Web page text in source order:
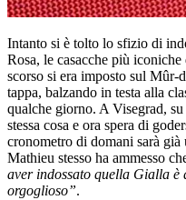
Intanto si è tolto lo sfizio di
Rosa, le casacche più
scorso si era imposto sul Mûr-
tappa, balzando in testa alla
qualche giorno. A Visegrad,
stessa cosa e ora spera di
cronometro di domani sarà
Mathieu stesso ha ammesso
aver indossato quella Gialla
orgoglioso”.